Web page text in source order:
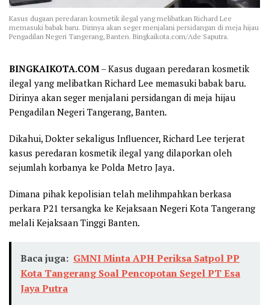
Kasus dugaan peredaran kosmetik ilegal yang melibatkan Richard Lee
memasuki babak baru. Dirinya akan seger menjalani persidangan di meja hijau
Pengadilan Negeri Tangerang, Banten. Bingkaikota.com/Ade Saputra.
BINGKAIKOTA.COM – Kasus dugaan peredaran kosmetik
ilegal yang melibatkan Richard Lee memasuki babak baru.
Dirinya akan seger menjalani persidangan di meja hijau
Pengadilan Negeri Tangerang, Banten.
Dikahui, Dokter sekaligus Influencer, Richard Lee terjerat
kasus peredaran kosmetik ilegal yang dilaporkan oleh
sejumlah korbanya ke Polda Metro Jaya.
Dimana pihak kepolisian telah melihmpahkan berkasa
perkara P21 tersangka ke Kejaksaan Negeri Kota Tangerang
melali Kejaksaan Tinggi Banten.
Baca juga: GMNI Minta APH Periksa Satpol PP
Kota Tangerang Soal Pencopotan Segel PT Esa
Jaya Putra